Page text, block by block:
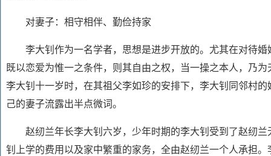
对妻子：相守相伴、勤俭持家
李大钊作为一名学者，思想是进步开放的。尤其在对待婚
既以恋爱为惟一之条件，则其自由之权，当一操之本人，乃
李大钊十一岁时，在其祖父李如珍的安排下，李大钊同邻村
己的妻子流露出半点微词。
赵纫兰年长李大钊六岁，少年时期的李大钊受到了赵纫兰
钊上学的费用以及家中繁重的家务，全由赵纫兰一个人承担